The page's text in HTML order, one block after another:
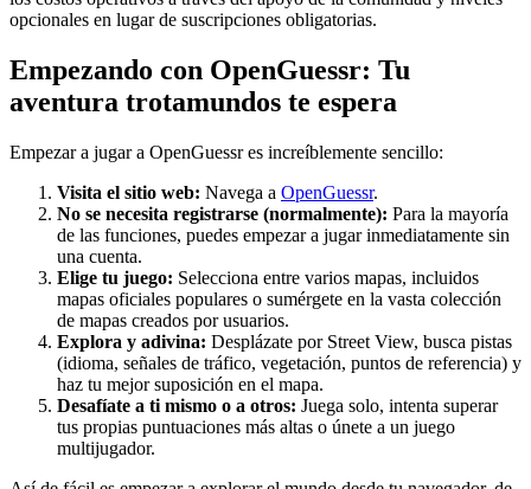
opcionales en lugar de suscripciones obligatorias.
Empezando con OpenGuessr: Tu
aventura trotamundos te espera
Empezar a jugar a OpenGuessr es increíblemente sencillo:
Visita el sitio web: Navega a OpenGuessr.
No se necesita registrarse (normalmente): Para la mayoría
de las funciones, puedes empezar a jugar inmediatamente sin
una cuenta.
Elige tu juego: Selecciona entre varios mapas, incluidos
mapas oficiales populares o sumérgete en la vasta colección
de mapas creados por usuarios.
Explora y adivina: Desplázate por Street View, busca pistas
(idioma, señales de tráfico, vegetación, puntos de referencia) y
haz tu mejor suposición en el mapa.
Desafíate a ti mismo o a otros: Juega solo, intenta superar
tus propias puntuaciones más altas o únete a un juego
multijugador.